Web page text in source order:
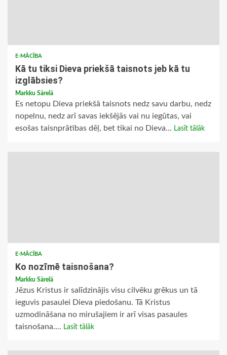
E-MĀCĪBA
Kā tu tiksi Dieva priekšā taisnots jeb kā tu
izglābsies?
Markku Särelä
Es netopu Dieva priekšā taisnots nedz savu darbu, nedz
nopelnu, nedz arī savas iekšējās vai nu iegūtas, vai
esošas taisnprātības dēļ, bet tikai no Dieva... Lasīt tālāk
E-MĀCĪBA
Ko nozīmē taisnošana?
Markku Särelä
Jēzus Kristus ir salīdzinājis visu cilvēku grēkus un tā
ieguvis pasaulei Dieva piedošanu. Tā Kristus
uzmodināšana no mirušajiem ir arī visas pasaules
taisnošana.... Lasīt tālāk